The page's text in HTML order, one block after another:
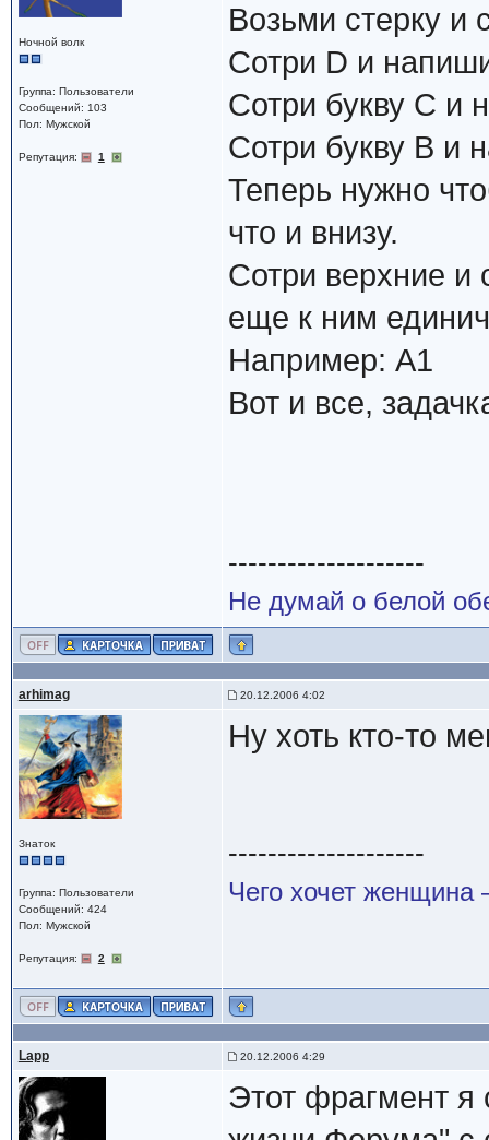
Ночной волк
Группа: Пользователи
Сообщений: 103
Пол: Мужской
Репутация: 1
Возьми стерку и
Сотри D и
Сотри букву С и
Сотри букву В и
Теперь нужно
что и внизу.
Сотри верхние и
еще к ним
Например: А1
Вот и все,
--------------------
Не думай о белой
arhimag 20.12.2006 4:02
Знаток
Группа: Пользователи
Сообщений: 424
Пол: Мужской
Репутация: 2
Ну хоть кто-то
--------------------
Чего хочет женщина
Lapp 20.12.2006 4:29
Этот фрагмент